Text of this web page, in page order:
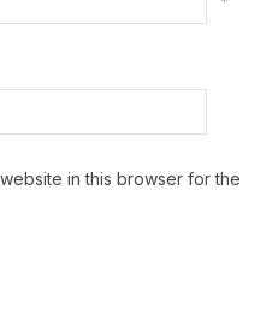
in this browser for the